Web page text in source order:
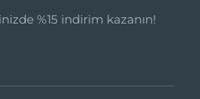
%15 indirim kazanın!